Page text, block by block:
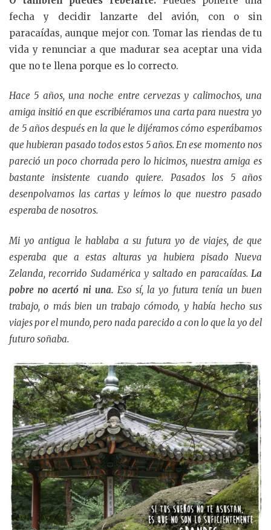
fecha y decidir lanzarte del avión, con o sin
paracaídas, aunque mejor con. Tomar las riendas de tu
vida y renunciar a que madurar sea aceptar una vida
que no te llena porque es lo correcto.
Hace 5 años, una noche entre cervezas y calimochos, una
amiga insitió en que escribiéramos una carta para nuestra yo
de 5 años después en la que le dijéramos cómo esperábamos
que hubieran pasado todos estos 5 años. En ese momento nos
pareció un poco chorrada pero lo hicimos, nuestra amiga es
bastante insistente cuando quiere. Pasados los 5 años
desenpolvamos las cartas y leímos lo que nuestro pasado
esperaba de nosotros.
Mi yo antigua le hablaba a su futura yo de viajes, de que
esperaba que a estas alturas ya hubiera pisado Nueva
Zelanda, recorrido Sudamérica y saltado en paracaídas. La
pobre no acertó ni una. Eso sí, la yo futura tenía un buen
trabajo, o más bien un trabajo cómodo, y había hecho sus
viajes por el mundo, pero nada parecido a con lo que la yo del
futuro soñaba.